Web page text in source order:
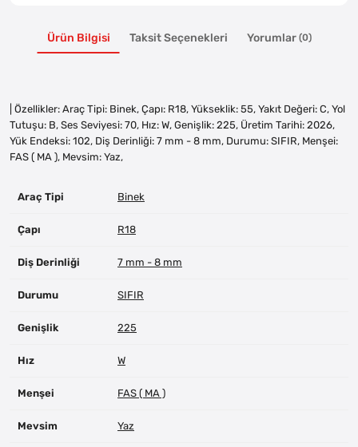
Ürün Bilgisi Taksit Seçenekleri Yorumlar (0)
| Özellikler: Araç Tipi: Binek, Çapı: R18, Yükseklik: 55, Yakıt Değeri: C, Yol
Tutuşu: B, Ses Seviyesi: 70, Hız: W, Genişlik: 225, Üretim Tarihi: 2026,
Yük Endeksi: 102, Diş Derinliği: 7 mm - 8 mm, Durumu: SIFIR, Menşei:
FAS ( MA ), Mevsim: Yaz,
Araç Tipi Binek
Çapı R18
Diş Derinliği 7 mm - 8 mm
Durumu SIFIR
Genişlik 225
Hız W
Menşei FAS ( MA )
Mevsim Yaz